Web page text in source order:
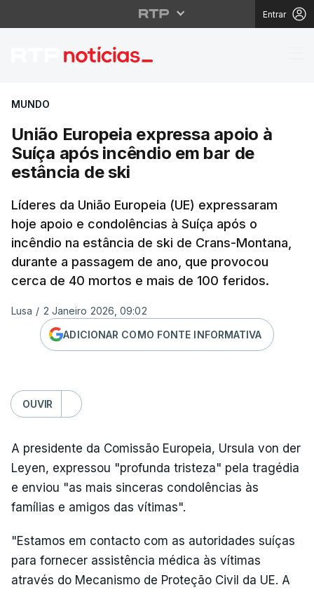
Entrar
União Europeia
MUNDO
União Europeia expressa apoio à
Suíça após incêndio em bar de
estância de ski
Líderes da União Europeia (UE) expressaram
hoje apoio e condolências à Suíça após o
incêndio na estância de ski de Crans-Montana,
durante a passagem de ano, que provocou
cerca de 40 mortos e mais de 100 feridos.
Lusa / 2 Janeiro 2026, 09:02
ADICIONAR COMO FONTE INFORMATIVA
OUVIR
A presidente da Comissão Europeia, Ursula von der
Leyen, expressou "profunda tristeza" pela tragédia
e enviou "as mais sinceras condolências às
famílias e amigos das vítimas".
"Estamos em contacto com as autoridades suíças
para fornecer assistência médica às vítimas
através do Mecanismo de Proteção Civil da UE. A